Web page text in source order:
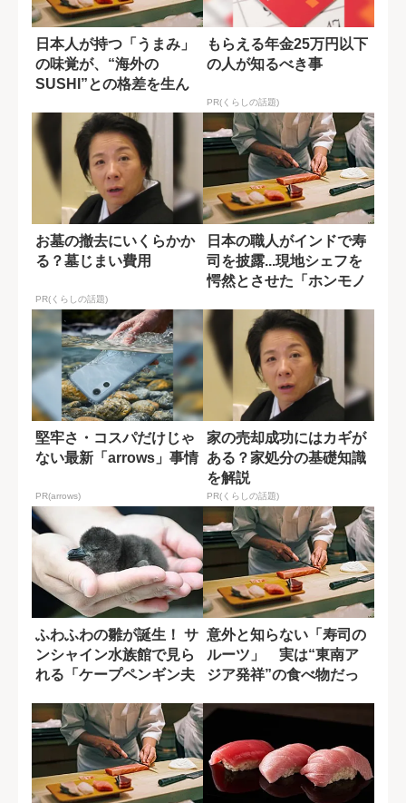
日本人が持つ「うまみ」
の味覚が、“海外の
SUSHI”との格差を生ん
もらえる年金25万円以下
の人が知るべき事
PR(くらしの話題)
お墓の撤去にいくらかか
る？墓じまい費用
PR(くらしの話題)
日本の職人がインドで寿
司を披露...現地シェフを
愕然とさせた「ホンモノ
堅牢さ・コスパだけじゃ
ない最新「arrows」事情
PR(arrows)
家の売却成功にはカギが
ある？家処分の基礎知識
を解説
PR(くらしの話題)
ふわふわの雛が誕生！ サ
ンシャイン水族館で見ら
れる「ケープペンギン夫
意外と知らない「寿司の
ルーツ」 実は“東南ア
ジア発祥”の食べ物だっ